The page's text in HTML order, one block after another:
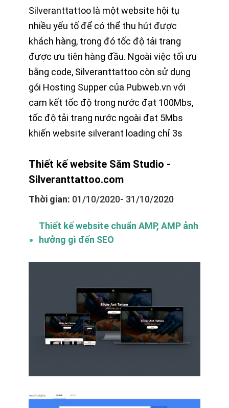
Silveranttattoo là một website hội tụ
nhiều yếu tố để có thể thu hút được
khách hàng, trong đó tốc độ tải trang
được ưu tiên hàng đầu. Ngoài việc tối ưu
bằng code, Silveranttattoo còn sử dụng
gói Hosting Supper của Pubweb.vn với
cam kết tốc độ trong nước đạt 100Mbs,
tốc độ tải trang nước ngoài đạt 5Mbs
khiến website silverant loading chỉ 3s
Thiết kế website Săm Studio -
Silveranttattoo.com
Thời gian: 01/10/2020- 31/10/2020
Thiết kế website chuẩn AMP, AMP ảnh
hưởng gì đến SEO